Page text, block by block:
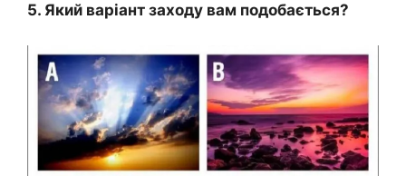
5. Який варіант заходу вам подобається?